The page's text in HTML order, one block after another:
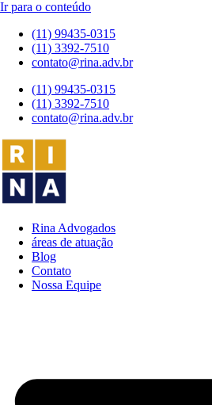
Ir para o conteúdo
(11) 99435-0315
(11) 3392-7510
contato@rina.adv.br
(11) 99435-0315
(11) 3392-7510
contato@rina.adv.br
Rina Advogados
áreas de atuação
Blog
Contato
Nossa Equipe